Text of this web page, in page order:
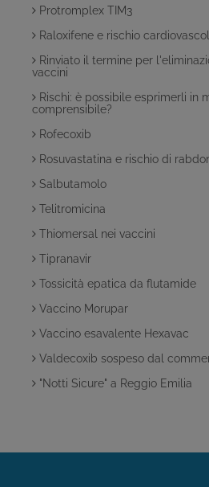
Protromplex TIM3
Raloxifene e rischio
Rinviato il termine per
vaccini
Rischi: è possibile esprimerli in
comprensibile?
Rofecoxib
Rosuvastatina e rischio di
Salbutamolo
Telitromicina
Thiomersal nei vaccini
Tipranavir
Tossicità epatica da flutamide
Vaccino Morupar
Vaccino esavalente Hexavac
Valdecoxib sospeso dal
"Notti Sicure" a Reggio Emilia